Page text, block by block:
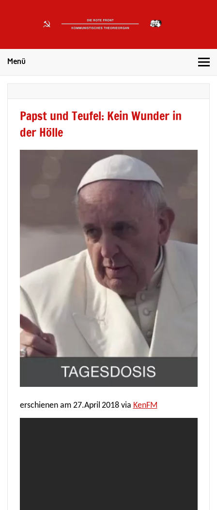
FRONT
Menü
Papst und Teufel: Kein Wunder in
der Hölle
erschienen am 27.April 2018via KenFM